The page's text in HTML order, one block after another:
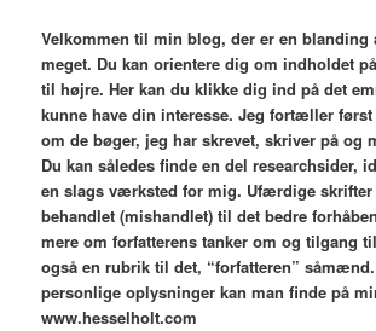
Velkommen til min blog, der er en blanding
meget. Du kan orientere dig om indholdet
til højre. Her kan du klikke dig ind på det
kunne have din interesse. Jeg fortæller
om de bøger, jeg har skrevet, skriver på og
Du kan således finde en del researchsider,
en slags værksted for mig. Ufærdige
behandlet (mishandlet) til det bedre
mere om forfatterens tanker om og tilgang
også en rubrik til det, “forfatteren”
personlige oplysninger kan man finde på
www.hesselholt.com